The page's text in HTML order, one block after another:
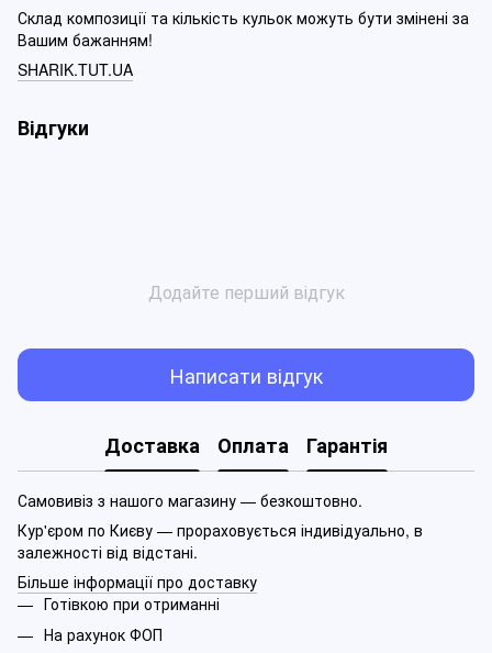
Склад композиції та кількість кульок можуть бути змінені за
Вашим бажанням!
SHARIK.TUT.UA
Відгуки
Додайте перший відгук
Написати відгук
Доставка Оплата Гарантія
Самовивіз з нашого магазину — безкоштовно.
Кур'єром по Києву — прораховується індивідуально, в
залежності від відстані.
Більше інформації про доставку
Готівкою при отриманні
На рахунок ФОП